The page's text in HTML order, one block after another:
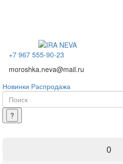
+7 967 555-90-23
moroshka.neva@mail.ru
Новинки Распродажа
0